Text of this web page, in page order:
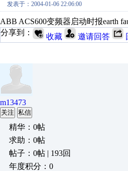
发表于：2004-01-06 22:06:00
ABB ACS600变频器启动时报earth
分享到：
收藏 邀请回答
m13473
关注 私信
精华：0帖
求助：0帖
帖子：0帖 | 193回
年度积分：0